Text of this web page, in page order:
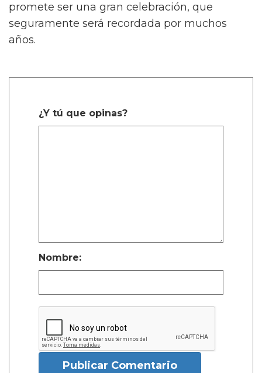
promete ser una gran celebración, que
seguramente será recordada por muchos
años.
¿Y tú que opinas?
Nombre:
Publicar Comentario